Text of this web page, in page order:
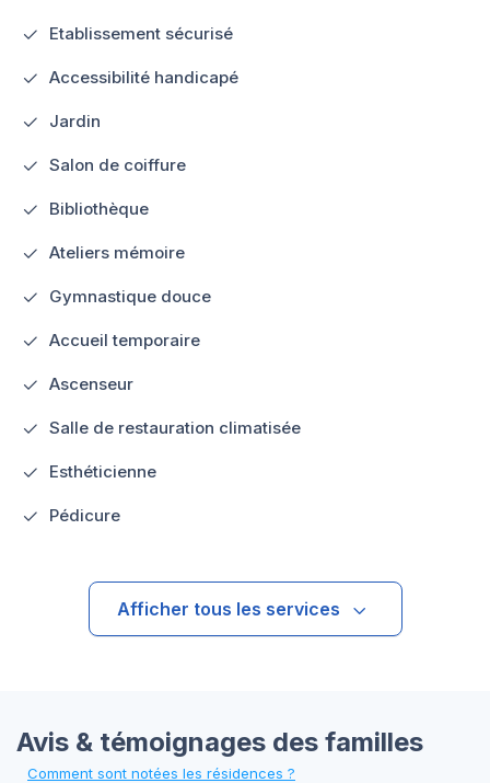
Etablissement sécurisé
Accessibilité handicapé
Jardin
Salon de coiffure
Bibliothèque
Ateliers mémoire
Gymnastique douce
Accueil temporaire
Ascenseur
Salle de restauration climatisée
Esthéticienne
Pédicure
Afficher tous les services
Avis & témoignages des familles
Comment sont notées les résidences ?